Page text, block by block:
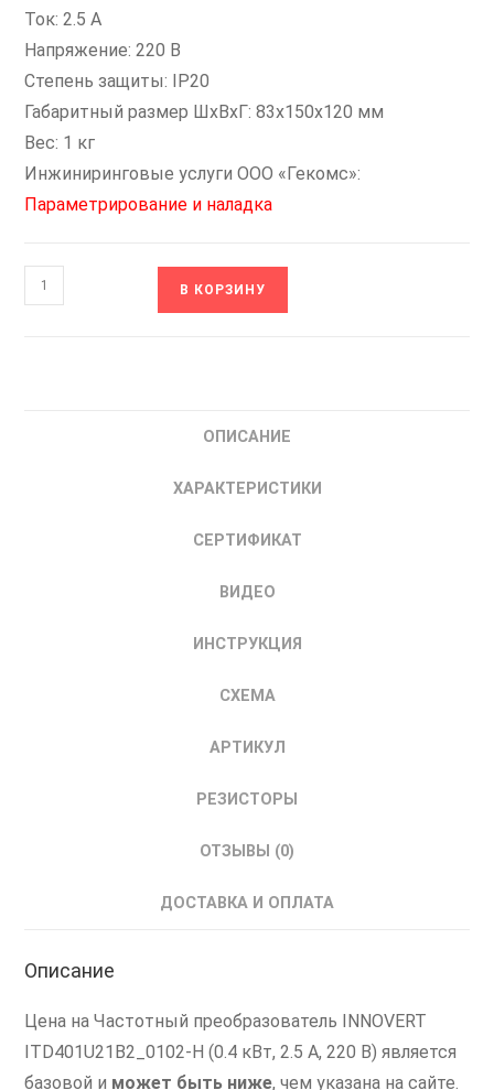
Ток: 2.5 А
Напряжение: 220 В
Степень защиты: IP20
Габаритный размер ШхВхГ: 83x150x120 мм
Вес: 1 кг
Инжиниринговые услуги ООО «Гекомс»:
Параметрирование и наладка
Количество
товара
В КОРЗИНУ
ОПИСАНИЕ
ХАРАКТЕРИСТИКИ
СЕРТИФИКАТ
ВИДЕО
ИНСТРУКЦИЯ
СХЕМА
АРТИКУЛ
РЕЗИСТОРЫ
ОТЗЫВЫ (0)
ДОСТАВКА И ОПЛАТА
Описание
Цена на Частотный преобразователь INNOVERT
ITD401U21B2_0102-H (0.4 кВт, 2.5 А, 220 В) является
базовой и может быть ниже, чем указана на сайте.